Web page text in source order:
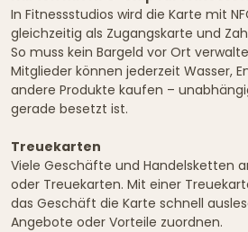
In Fitnessstudios wird die Karte mit
gleichzeitig als Zugangskarte und
So muss kein Bargeld vor Ort
Mitglieder können jederzeit Wasser,
andere Produkte kaufen –
gerade besetzt ist.
Treuekarten
Viele Geschäfte und Handelsketten
oder Treuekarten. Mit einer
das Geschäft die Karte schnell
Angebote oder Vorteile zuordnen.